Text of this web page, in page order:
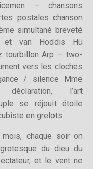
– chansons
postales chanson
simultané breveté
et van Hoddis Hü
tourbillon Arp – two-
vers les cloches
/ silence Mme
déclaration, l’art
se réjouit étoile
en grelots.
chaque soir on
du dieu du
et le vent ne